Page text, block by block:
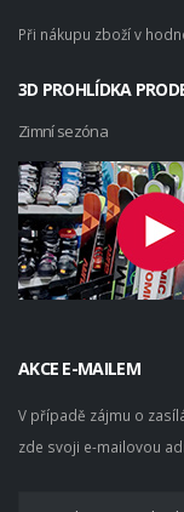
Při nákupu zboží v
3D PROHLÍDKA
Zimní sezóna
AKCE E-MAILEM
V případě zájmu o
zde svoji e-mailovou